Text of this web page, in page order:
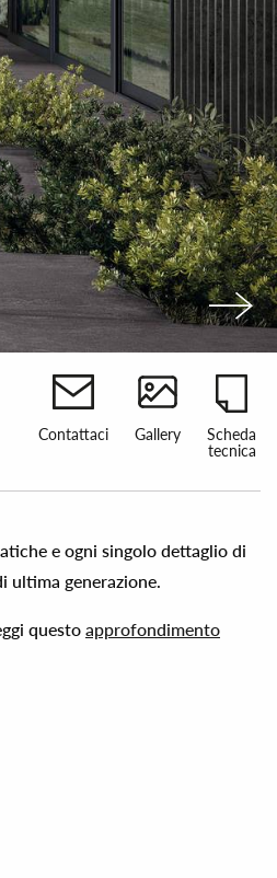
Contattaci Gallery
Scheda
tecnica
e ogni singolo dettaglio di
ultima generazione.
questo approfondimento